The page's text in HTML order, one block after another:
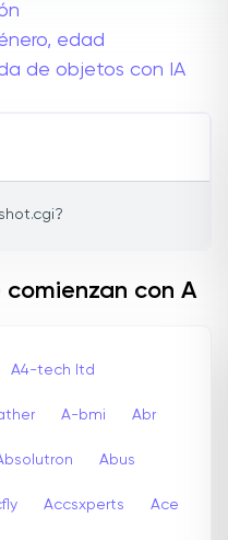
edad
de objetos con IA
con A
A4-tech Itd
A-bmi Abr
Abus
Accsxperts Ace